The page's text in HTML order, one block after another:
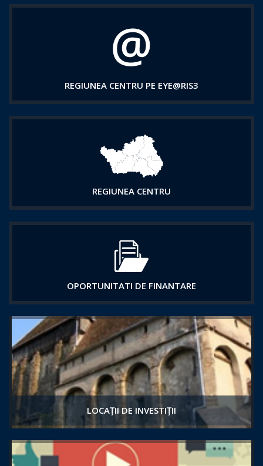
REGIUNEA CENTRU PE EYE@RIS3
REGIUNEA CENTRU
OPORTUNITATI DE FINANTARE
LOCAȚII DE INVESTIȚII